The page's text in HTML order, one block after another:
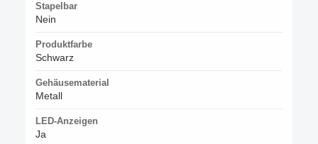
Stapelbar
Nein
Produktfarbe
Schwarz
Gehäusematerial
Metall
LED-Anzeigen
Ja